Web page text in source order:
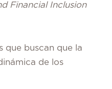
Financial Inclusion
que buscan que la
de los